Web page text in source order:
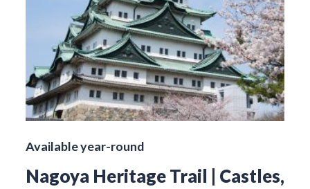
Available year-round
Nagoya Heritage Trail | Castles,